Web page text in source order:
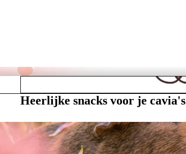
Heerlijke snacks voor je cavia's